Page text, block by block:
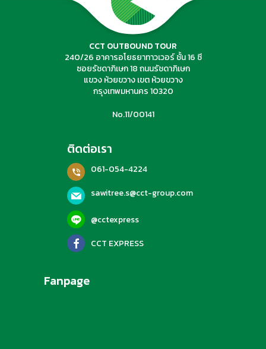
CCT OUTBOUND TOUR
240/26 อาคารอโยธยาทาวเวอร์ ชั้น 16 ซี
ซอยรัชดาภิเษก 18 ถนนรัชดาภิเษก
แขวง ห้วยขวาง เขต ห้วยขวาง
กรุงเทพมหานคร 10320
No.11/00141
ติดต่อเรา
061-054-4224
sawitree.s@cct-group.com
@cctexpress
CCT EXPRESS
Fanpage